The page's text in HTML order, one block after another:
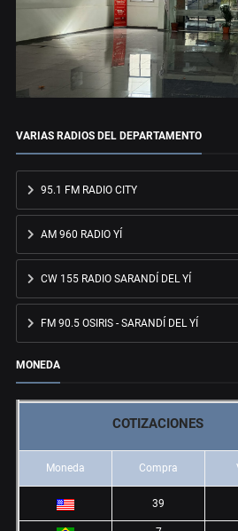
VARIAS RADIOS DEL DEPARTAMENTO
95.1 FM RADIO CITY
AM 960 RADIO YÍ
CW 155 RADIO SARANDÍ DEL YÍ
FM 90.5 OSIRIS - SARANDÍ DEL YÍ
MONEDA
COTIZACIONES
Moneda Compra
39